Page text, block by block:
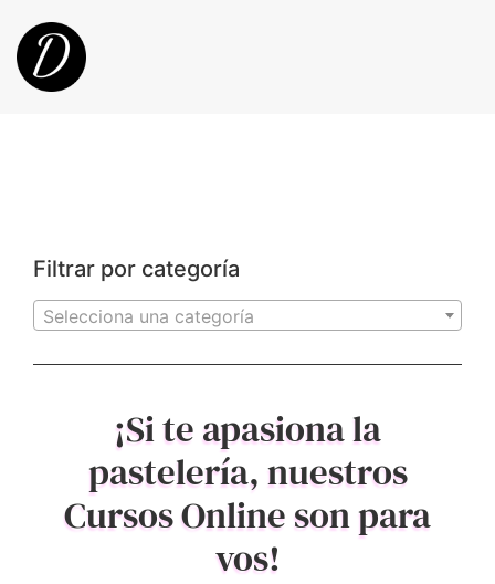
Filtrar por categoría
Selecciona una categoría
¡Si te apasiona la
pastelería, nuestros
Cursos Online son para
vos!